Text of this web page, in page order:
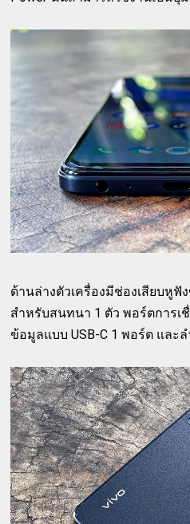
ด้านล่างตัวเครื่องมีช่องเสียบหูฟั
สำหรับสนทนา 1 ตัว พอร์ตการเ
ข้อมูลแบบ USB-C 1 พอร์ต และล